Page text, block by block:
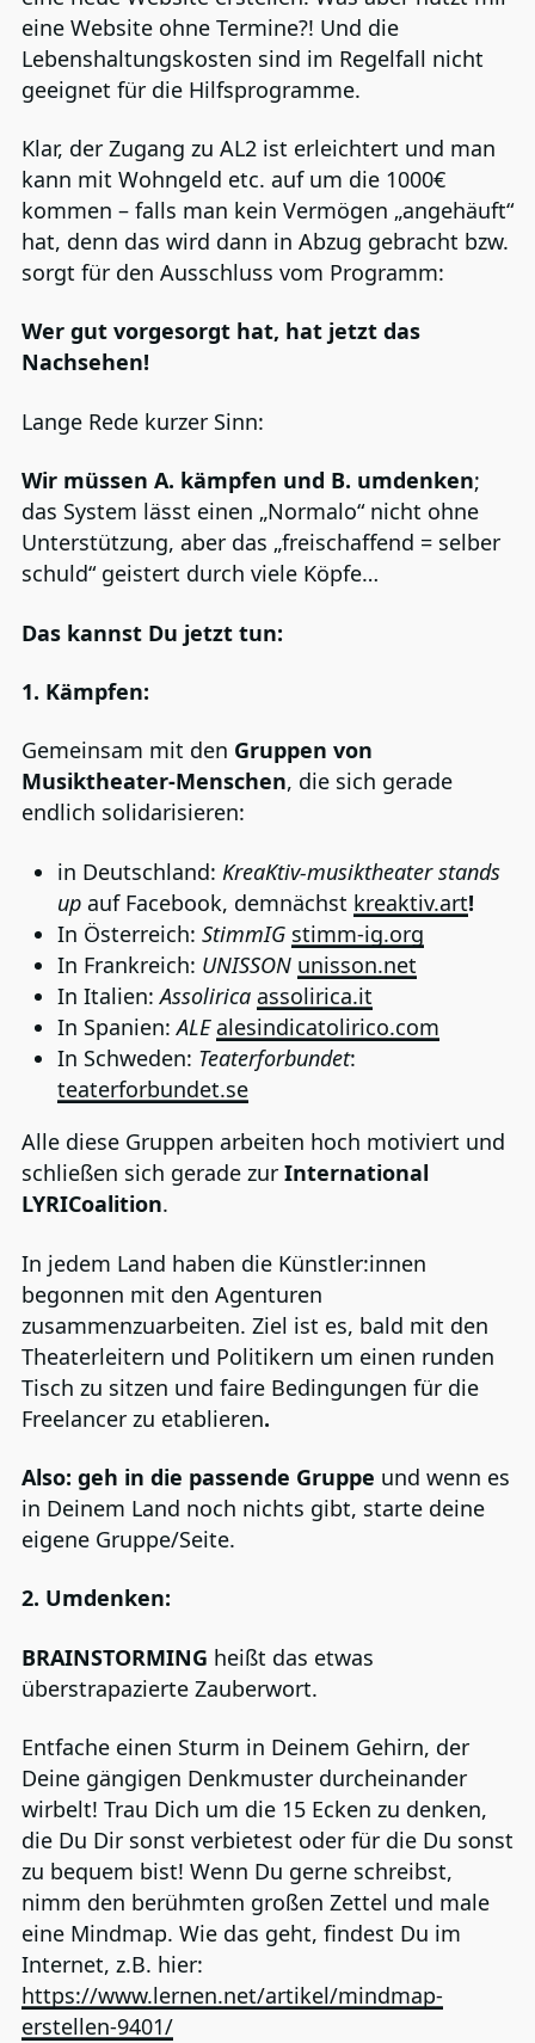
eine Website ohne Termine?! Und die
Lebenshaltungskosten sind im Regelfall nicht
geeignet für die Hilfsprogramme.
Klar, der Zugang zu AL2 ist erleichtert und man
kann mit Wohngeld etc. auf um die 1000€
kommen – falls man kein Vermögen „angehäuft“
hat, denn das wird dann in Abzug gebracht bzw.
sorgt für den Ausschluss vom Programm:
Wer gut vorgesorgt hat, hat jetzt das
Nachsehen!
Lange Rede kurzer Sinn:
Wir müssen A. kämpfen und B. umdenken;
das System lässt einen „Normalo“ nicht ohne
Unterstützung, aber das „freischaffend = selber
schuld“ geistert durch viele Köpfe…
Das kannst Du jetzt tun:
1. Kämpfen:
Gemeinsam mit den Gruppen von
Musiktheater-Menschen, die sich gerade
endlich solidarisieren:
in Deutschland: KreaKtiv-musiktheater stands
upauf Facebook, demnächst kreaktiv.art!
In Österreich: StimmIG stimm-ig.org
In Frankreich: UNISSON unisson.net
In Italien:Assolirica assolirica.it
In Spanien:ALEalesindicatolirico.com
In Schweden: Teaterforbundet:
teaterforbundet.se
Alle diese Gruppen arbeiten hoch motiviert und
schließen sich gerade zur International
LYRICoalition.
In jedem Land haben die Künstler:innen
begonnen mit den Agenturen
zusammenzuarbeiten. Ziel ist es, bald mit den
Theaterleitern und Politikern um einen runden
Tisch zu sitzen und faire Bedingungen für die
Freelancer zu etablieren.
Also: geh in die passende Gruppe und wenn es
in Deinem Land noch nichts gibt, starte deine
eigene Gruppe/Seite.
2. Umdenken:
BRAINSTORMING heißt das etwas
überstrapazierte Zauberwort.
Entfache einen Sturm in Deinem Gehirn, der
Deine gängigen Denkmuster durcheinander
wirbelt! Trau Dich um die 15 Ecken zu denken,
die Du Dir sonst verbietest oder für die Du sonst
zu bequem bist! Wenn Du gerne schreibst,
nimm den berühmten großen Zettel und male
eine Mindmap. Wie das geht, findest Du im
Internet, z.B. hier:
https://www.lernen.net/artikel/mindmap-
erstellen-9401/